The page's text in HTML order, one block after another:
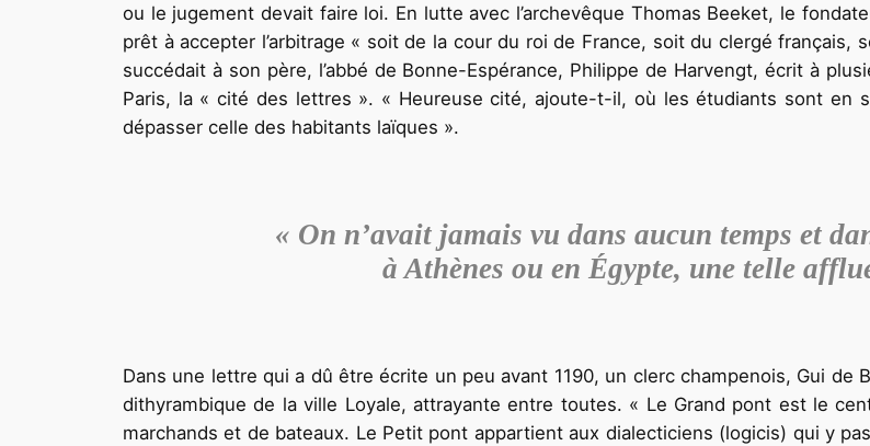
ou le jugement devait faire loi. En lutte avec l’archevêque Thomas Beeket, le
prêt à accepter l’arbitrage « soit de la cour du roi de France, soit du clergé français,
succédait à son père, l’abbé de Bonne-Espérance, Philippe de Harvengt, écrit à
Paris, la « cité des lettres ». « Heureuse cité, ajoute-t-il, où les étudiants sont en
dépasser celle des habitants laïques ».
« On n’avait jamais vu dans aucun temps et
à Athènes ou en Égypte, une telle
Dans une lettre qui a dû être écrite un peu avant 1190, un clerc champenois, Gui de
dithyrambique de la ville Loyale, attrayante entre toutes. « Le Grand pont est le
marchands et de bateaux. Le Petit pont appartient aux dialecticiens (logicis) qui y